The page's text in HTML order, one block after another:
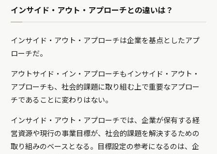
インサイド・アウト・アプローチとの違いは？
インサイド・アウト・アプローチは企業を基点としたアプ
ローチだ。
アウトサイド・イン・アプローチもインサイド・アウト・
アプローチも、社会的課題に取り組む上で重要なアプロー
チであることに変わりはない。
インサイド・アウト・アプローチでは、企業が保有する経
営資源や現行の事業目標が、社会的課題を解決するための
取り組みのベースとなる。目標設定の参考になるのは、企